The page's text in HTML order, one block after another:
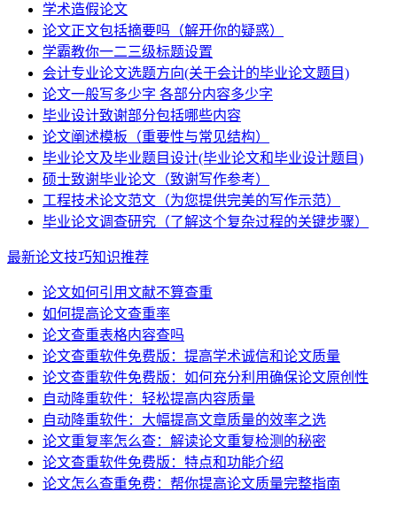
学术造假论文
论文正文包括摘要吗（解开你的疑惑）
学霸教你一二三级标题设置
会计专业论文选题方向(关于会计的毕业论文题目)
论文一般写多少字 各部分内容多少字
毕业设计致谢部分包括哪些内容
论文阐述模板（重要性与常见结构）
毕业论文及毕业题目设计(毕业论文和毕业设计题目)
硕士致谢毕业论文（致谢写作参考）
工程技术论文范文（为您提供完美的写作示范）
毕业论文调查研究（了解这个复杂过程的关键步骤）
最新论文技巧知识推荐
论文如何引用文献不算查重
如何提高论文查重率
论文查重表格内容查吗
论文查重软件免费版：提高学术诚信和论文质量
论文查重软件免费版：如何充分利用确保论文原创性
自动降重软件：轻松提高内容质量
自动降重软件：大幅提高文章质量的效率之选
论文重复率怎么查：解读论文重复检测的秘密
论文查重软件免费版：特点和功能介绍
论文怎么查重免费：帮你提高论文质量完整指南